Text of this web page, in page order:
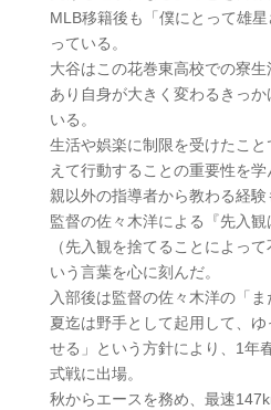
MLB移籍後も「僕にとって雄
っている。
大谷はこの花巻東高校での寮
あり自身が大きく変わるきっ
いる。
生活や娯楽に制限を受けたこ
えて行動することの重要性を学
親以外の指導者から教わる経験
監督の佐々木洋による『先入観
（先入観を捨てることによっ
いう言葉を心に刻んだ。
入部後は監督の佐々木洋の「
夏迄は野手として起用して、
せる」という方針により、1年
式戦に出場。
秋からエースを務め、最速